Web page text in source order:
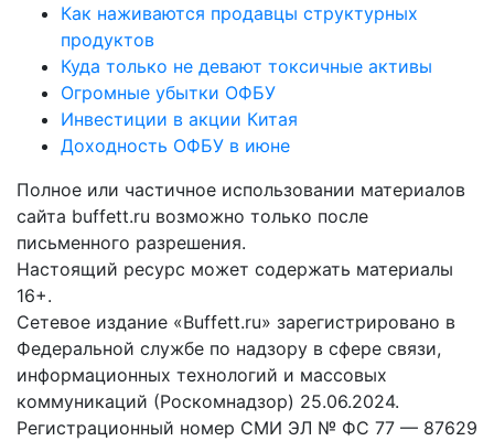
Как наживаются продавцы структурных
продуктов
Куда только не девают токсичные активы
Огромные убытки ОФБУ
Инвестиции в акции Китая
Доходность ОФБУ в июне
Полное или частичное использовании материалов
сайта buffett.ru возможно только после
письменного разрешения.
Настоящий ресурс может содержать материалы
16+.
Сетевое издание «Buffett.ru» зарегистрировано в
Федеральной службе по надзору в сфере связи,
информационных технологий и массовых
коммуникаций (Роскомнадзор) 25.06.2024.
Регистрационный номер СМИ ЭЛ № ФС 77 — 87629